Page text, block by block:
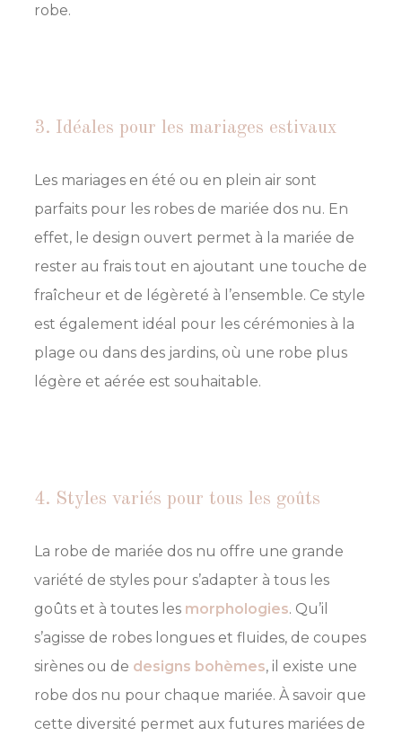
robe.
3. Idéales pour les mariages estivaux
Les mariages en été ou en plein air sont
parfaits pour les robes de mariée dos nu. En
effet, le design ouvert permet à la mariée de
rester au frais tout en ajoutant une touche de
fraîcheur et de légèreté à l’ensemble. Ce style
est également idéal pour les cérémonies à la
plage ou dans des jardins, où une robe plus
légère et aérée est souhaitable.
4. Styles variés pour tous les goûts
La robe de mariée dos nu offre une grande
variété de styles pour s’adapter à tous les
goûts et à toutes les morphologies. Qu’il
s’agisse de robes longues et fluides, de coupes
sirènes ou de designs bohèmes, il existe une
robe dos nu pour chaque mariée. À savoir que
cette diversité permet aux futures mariées de